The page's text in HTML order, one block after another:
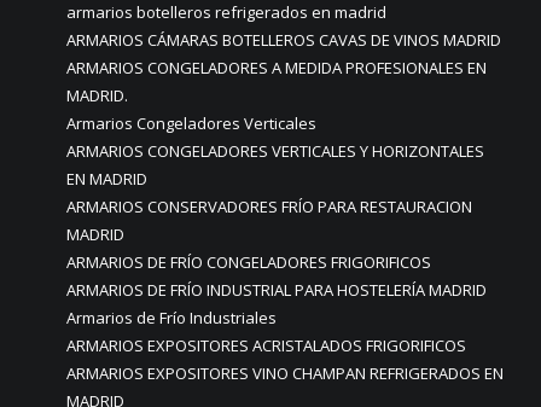
armarios botelleros refrigerados en madrid
ARMARIOS CÁMARAS BOTELLEROS CAVAS DE VINOS MADRID
ARMARIOS CONGELADORES A MEDIDA PROFESIONALES EN
MADRID.
Armarios Congeladores Verticales
ARMARIOS CONGELADORES VERTICALES Y HORIZONTALES
EN MADRID
ARMARIOS CONSERVADORES FRÍO PARA RESTAURACION
MADRID
ARMARIOS DE FRÍO CONGELADORES FRIGORIFICOS
ARMARIOS DE FRÍO INDUSTRIAL PARA HOSTELERÍA MADRID
Armarios de Frío Industriales
ARMARIOS EXPOSITORES ACRISTALADOS FRIGORIFICOS
ARMARIOS EXPOSITORES VINO CHAMPAN REFRIGERADOS EN
MADRID